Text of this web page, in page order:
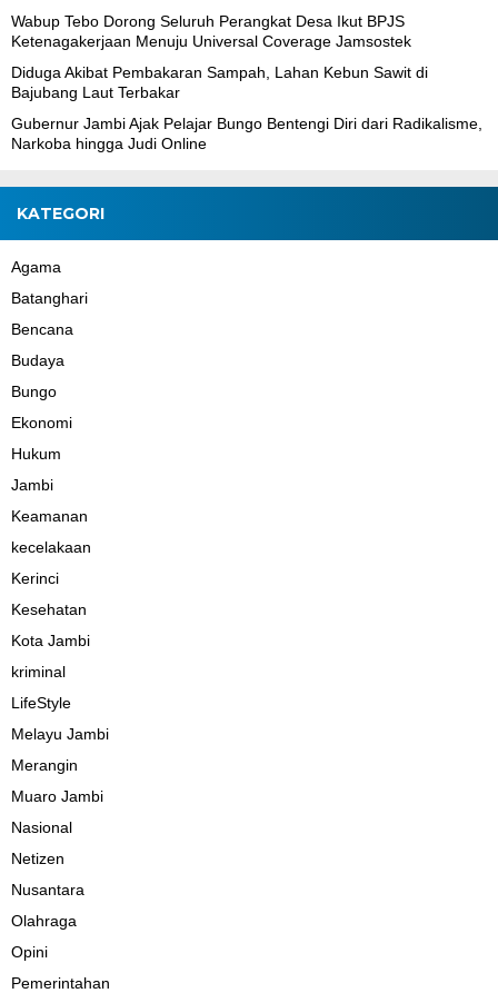
Wabup Tebo Dorong Seluruh Perangkat Desa Ikut BPJS
Ketenagakerjaan Menuju Universal Coverage Jamsostek
Diduga Akibat Pembakaran Sampah, Lahan Kebun Sawit di
Bajubang Laut Terbakar
Gubernur Jambi Ajak Pelajar Bungo Bentengi Diri dari Radikalisme,
Narkoba hingga Judi Online
KATEGORI
Agama
Batanghari
Bencana
Budaya
Bungo
Ekonomi
Hukum
Jambi
Keamanan
kecelakaan
Kerinci
Kesehatan
Kota Jambi
kriminal
LifeStyle
Melayu Jambi
Merangin
Muaro Jambi
Nasional
Netizen
Nusantara
Olahraga
Opini
Pemerintahan